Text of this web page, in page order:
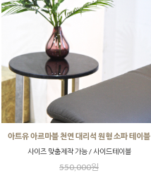
아트유 아르마블 천연 대리석 원형 소파 테이블
사이즈 맞춤제작 가능 / 사이드테이블
550,000원